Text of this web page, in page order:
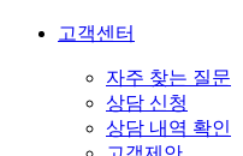
고객센터
자주 찾는 질문
상담 신청
상담 내역 확인